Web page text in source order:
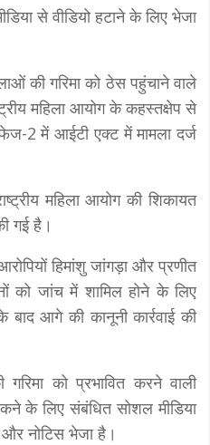
से वीडियो हटाने के लिए भेजा
की गरिमा को ठेस पहुंचाने वाले
महिला आयोग के कहस्तक्षेप से
2 में आईटी एक्ट में मामला दर्ज
महिला आयोग की शिकायत
गई है।
हिमांशु जांगड़ा और प्रणीत
को जांच में शामिल होने के लिए
बाद आगे की कानूनी कार्रवाई की
को प्रभावित करने वाली
के लिए संबंधित सोशल मीडिया
और नोटिस भेजा है।